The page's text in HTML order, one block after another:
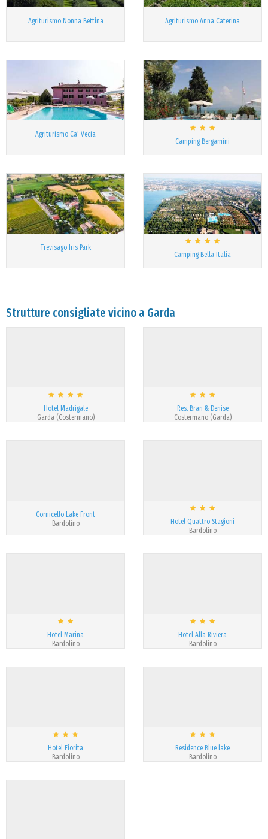
Agriturismo Nonna Bettina Agriturismo Anna Caterina
Agriturismo Ca' Vecia
Camping Bergamini
Trevisago Iris Park
Camping Bella Italia
Strutture consigliate vicino a Garda
Hotel Madrigale
Garda (Costermano)
Res. Bran & Denise
Costermano (Garda)
Cornicello Lake Front
Bardolino
Hotel Quattro Stagioni
Bardolino
Hotel Marina
Bardolino
Hotel Alla Riviera
Bardolino
Hotel Fiorita
Bardolino
Residence Blue lake
Bardolino